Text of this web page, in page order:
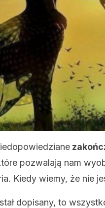
pozwalają nam
Kiedy wiemy, że nie
dopisany, to